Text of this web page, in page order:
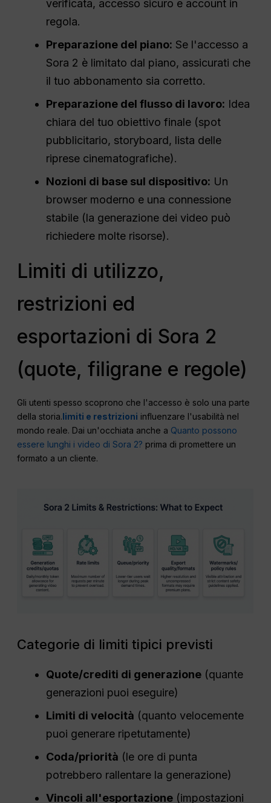
verificata, accesso sicuro e account in
regola.
Preparazione del piano: Se l'accesso a
Sora 2 è limitato dal piano, assicurati che
il tuo abbonamento sia corretto.
Preparazione del flusso di lavoro: Idea
chiara del tuo obiettivo finale (spot
pubblicitario, storyboard, lista delle
riprese cinematografiche).
Nozioni di base sul dispositivo: Un
browser moderno e una connessione
stabile (la generazione dei video può
richiedere molte risorse).
Limiti di utilizzo,
restrizioni ed
esportazioni di Sora 2
(quote, filigrane e regole)
Gli utenti spesso scoprono che l'accesso è solo una parte
della storia.limiti e restrizioni influenzare l'usabilità nel
mondo reale. Dai un'occhiata anche a Quanto possono
essere lunghi i video di Sora 2? prima di promettere un
formato a un cliente.
Categorie di limiti tipici previsti
Quote/crediti di generazione (quante
generazioni puoi eseguire)
Limiti di velocità (quanto velocemente
puoi generare ripetutamente)
Coda/priorità (le ore di punta
potrebbero rallentare la generazione)
Vincoli all'esportazione (impostazioni